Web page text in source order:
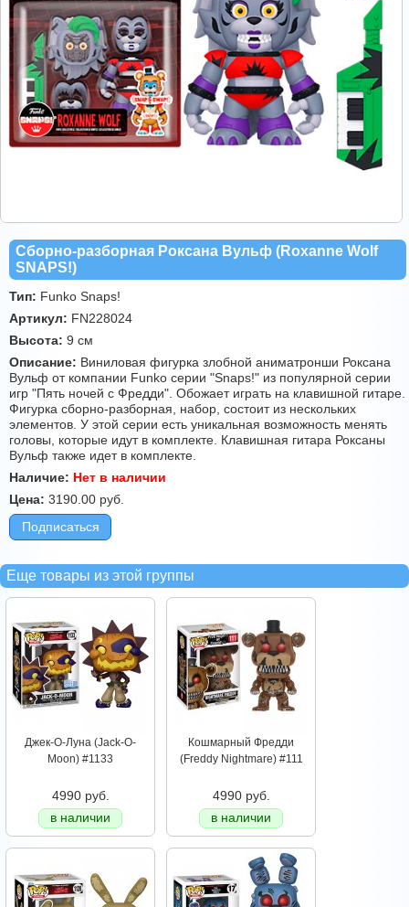
Сборно-разборная Роксана Вульф (Roxanne Wolf
SNAPS!)
Тип: Funko Snaps!
Артикул: FN228024
Высота: 9 см
Описание: Виниловая фигурка злобной аниматронши Роксана
Вульф от компании Funko серии "Snaps!" из популярной серии
игр "Пять ночей с Фредди". Обожает играть на клавишной гитаре.
Фигурка сборно-разборная, набор, состоит из нескольких
элементов. У этой серии есть уникальная возможность менять
головы, которые идут в комплекте. Клавишная гитара Роксаны
Вульф также идет в комплекте.
Наличие: Нет в наличии
Цена: 3190.00 руб.
Подписаться
Еще товары из этой группы
Джек-О-Луна (Jack-O-
Moon) #1133
4990 руб.
в наличии
Кошмарный Фредди
(Freddy Nightmare) #111
4990 руб.
в наличии